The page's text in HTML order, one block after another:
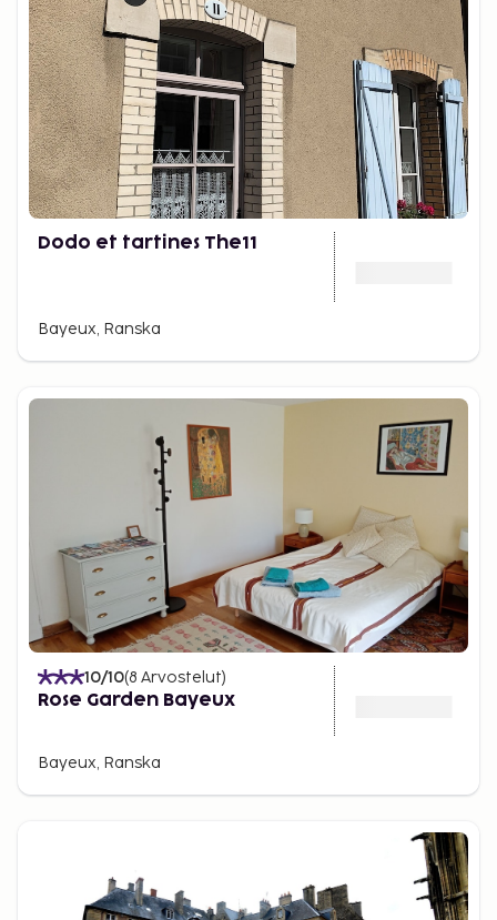
Dodo et tartines The11
Bayeux, Ranska
10/10(8 Arvostelut)
Rose Garden Bayeux
Bayeux, Ranska